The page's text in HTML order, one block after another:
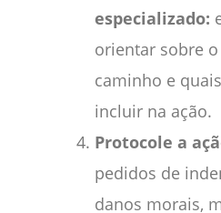
especializado:
orientar sobre
caminho e
incluir na ação.
Protocole a
pedidos de
danos morais,